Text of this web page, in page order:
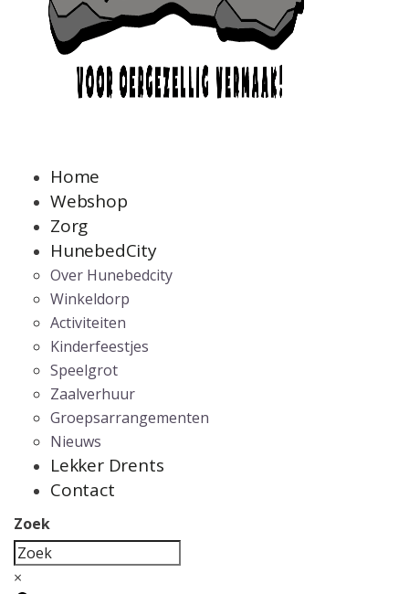
Home
Webshop
Zorg
HunebedCity
Over Hunebedcity
Winkeldorp
Activiteiten
Kinderfeestjes
Speelgrot
Zaalverhuur
Groepsarrangementen
Nieuws
Lekker Drents
Contact
Zoek
×